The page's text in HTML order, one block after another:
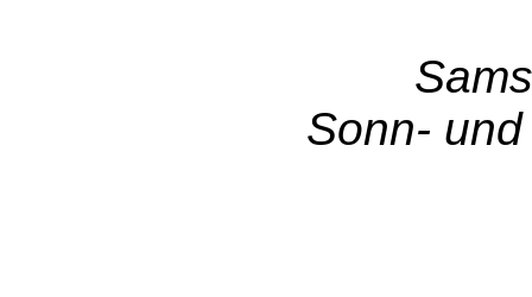
Sonn-